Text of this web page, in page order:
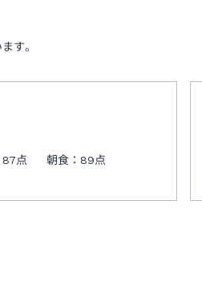
す。
87点 朝食： 89点